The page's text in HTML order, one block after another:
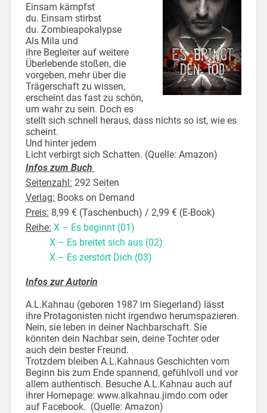
Einsam kämpfst
du. Einsam stirbst
du. Zombieapokalypse
Als Mila und
ihre Begleiter auf weitere
Überlebende stoßen, die
vorgeben, mehr über die
Trägerschaft zu wissen,
erscheint das fast zu schön,
um wahr zu sein. Doch es
stellt sich schnell heraus, dass nichts so ist, wie es
scheint.
Und hinter jedem
Licht verbirgt sich Schatten. (Quelle: Amazon)
Infos zum Buch
Seitenzahl: 292 Seiten
Verlag: Books on Demand
Preis: 8,99 € (Taschenbuch) / 2,99 € (E-Book)
Reihe: X – Es beginnt (01)
X – Es breitet sich aus (02)
X – Es zerstört Dich (03)
Infos zur Autorin
A.L.Kahnau (geboren 1987 im Siegerland) lässt
ihre Protagonisten nicht irgendwo herumspazieren.
Nein, sie leben in deiner Nachbarschaft. Sie
könnten dein Nachbar sein, deine Tochter oder
auch dein bester Freund.
Trotzdem bleiben A.L.Kahnaus Geschichten vom
Beginn bis zum Ende spannend, gefühlvoll und vor
allem authentisch. Besuche A.L.Kahnau auch auf
ihrer Homepage: www.alkahnau.jimdo.com oder
auf Facebook. (Quelle: Amazon)